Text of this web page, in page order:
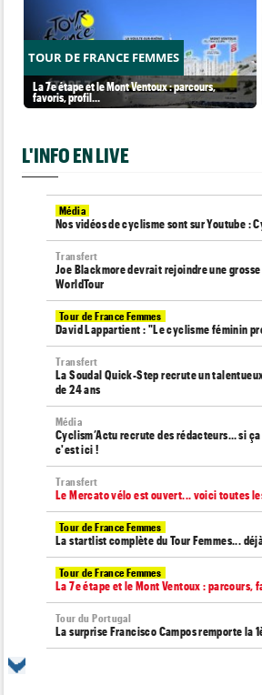
TOUR DE FRANCE FEMMES
La 7e étape et le Mont Ventoux : parcours,
favoris, profil…
L'INFO EN LIVE
Média
Nos vidéos de cyclisme sont sur Youtube :
Transfert
Joe Blackmore devrait rejoindre une
WorldTour
Tour de France Femmes
David Lappartient : "Le cyclisme féminin
Transfert
La Soudal Quick-Step recrute un
de 24 ans
Média
Cyclism’Actu recrute des rédacteurs… si
c'est ici !
Transfert
Le Mercato vélo est ouvert... voici toutes
Tour de France Femmes
La startlist complète du Tour Femmes...
Tour de France Femmes
La 7e étape et le Mont Ventoux :
Tour du Portugal
La surprise Francisco Campos remporte la